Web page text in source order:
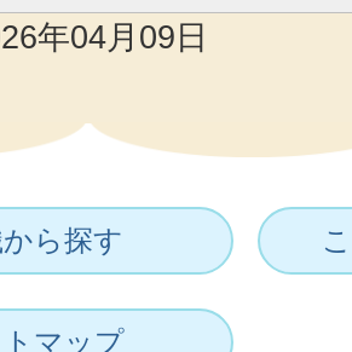
年04月09日
ら探す
マップ